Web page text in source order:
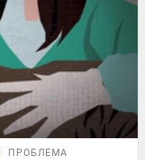
ПРОБЛЕМА